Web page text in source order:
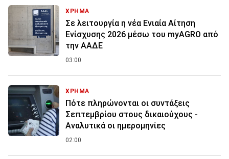
ΧΡΗΜΑ
Σε λειτουργία η νέα Ενιαία Αίτηση
Ενίσχυσης 2026 μέσω του myAGRO από
την ΑΑΔΕ
03:00
ΧΡΗΜΑ
Πότε πληρώνονται οι συντάξεις
Σεπτεμβρίου στους δικαιούχους -
Αναλυτικά οι ημερομηνίες
02:00